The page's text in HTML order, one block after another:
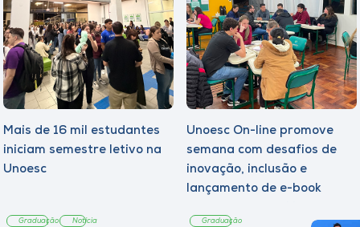
Mais de 16 mil estudantes
iniciam semestre letivo na
Unoesc
Graduação Notícia
Unoesc On-line promove
semana com desafios de
inovação, inclusão e
lançamento de e-book
Graduação